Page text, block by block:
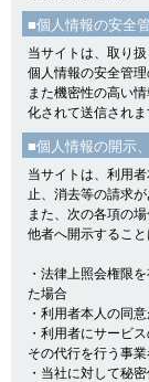
■個人情報の安全
当サイトは、取り
個人情報の安全管
また機密性の高い
化されて送信され
■個人情報の開示
当サイトは、利用
止、消去等の請求
また、次の各項の
他者へ開示すること
・法律上照会権限
た場合
・利用者本人の同
・利用者にサービ
その代行を行う事
・当社に対して秘